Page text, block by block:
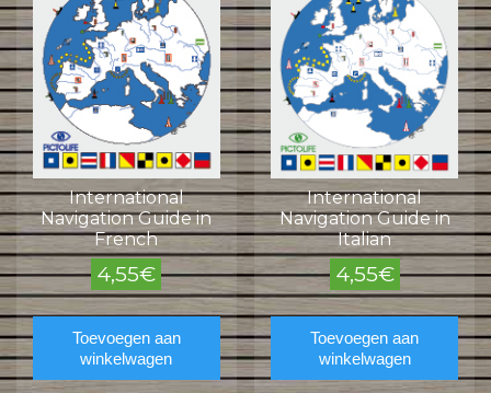
International
Navigation Guide in
French
4,55€
Toevoegen aan
winkelwagen
International
Navigation Guide in
Italian
4,55€
Toevoegen aan
winkelwagen